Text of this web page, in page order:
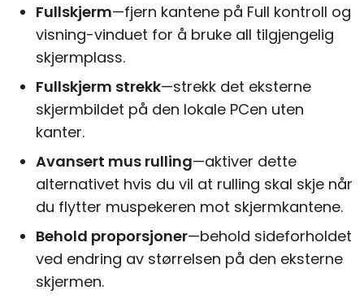
Fullskjerm—fjern kantene på Full kontroll og
visning-vinduet for å bruke all tilgjengelig
skjermplass.
Fullskjerm strekk—strekk det eksterne
skjermbildet på den lokale PCen uten
kanter.
Avansert mus rulling—aktiver dette
alternativet hvis du vil at rulling skal skje når
du flytter muspekeren mot skjermkantene.
Behold proporsjoner—behold sideforholdet
ved endring av størrelsen på den eksterne
skjermen.